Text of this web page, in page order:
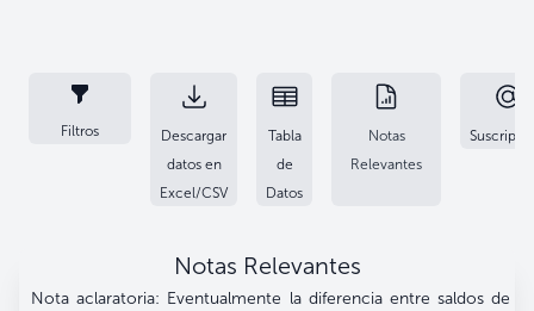
Filtros
Descargar
datos en
Excel/CSV
Tabla
de
Datos
Notas
Relevantes
Notas Relevantes
Nota aclaratoria: Eventualmente la diferencia entre saldos de